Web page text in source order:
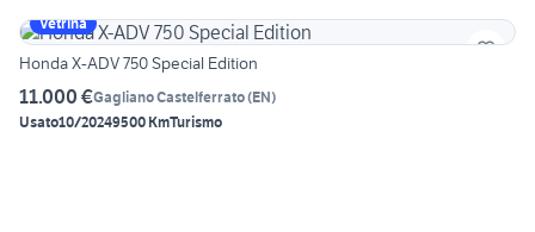
Vetrina
Honda X-ADV 750 Special Edition
11.000 €Gagliano Castelferrato(EN)
Usato10/20249500 KmTurismo